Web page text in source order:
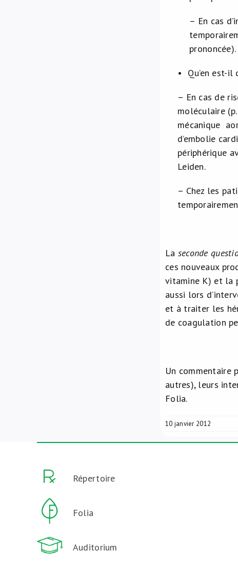
– En cas
prononcée).
• Qu’en est-
– En cas de
moléculaire
mécanique
d’embolie
périphérique
Leiden.
– Chez les
La seconde
ces nouveaux
vitamine K) et la
aussi lors
et à traiter les
de coagulation
Un commentaire
autres), leurs
Folia.
10 janvier 2012
Répertoire
Folia
Auditorium